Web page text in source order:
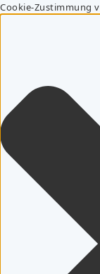
Cookie-Zustimmung